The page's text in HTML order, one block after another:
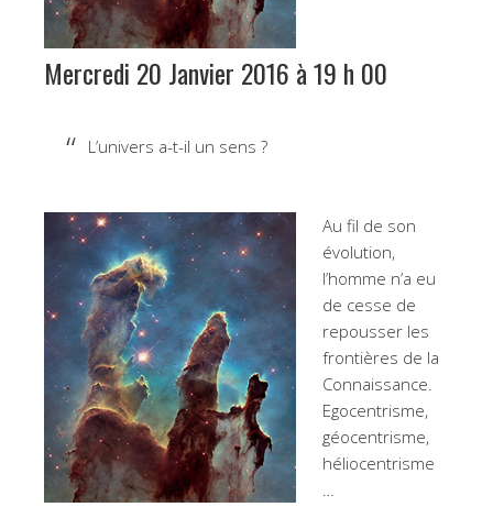
Mercredi 20 Janvier 2016 à 19 h 00
L’univers a-t-il un sens ?
Au fil de son
évolution,
l’homme n’a eu
de cesse de
repousser les
frontières de la
Connaissance.
Egocentrisme,
géocentrisme,
héliocentrisme
…